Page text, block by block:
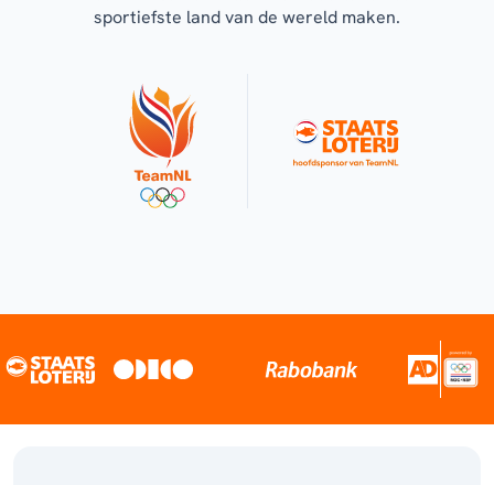
sportiefste land van de wereld maken.